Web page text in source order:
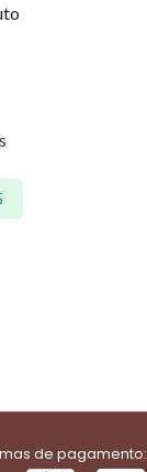
de pagamento: